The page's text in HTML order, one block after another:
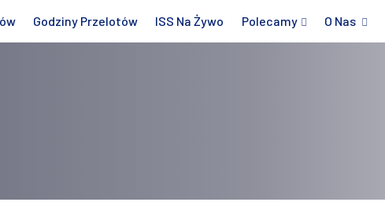
Godziny Przelotów ISS Na Żywo Polecamy O Nas